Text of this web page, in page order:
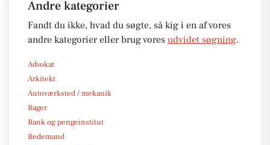
Andre kategorier
Fandt du ikke, hvad du søgte, så kig i en af vores
andre kategorier eller brug vores udvidet søgning.
Advokat
Arkitekt
Autoværksted / mekanik
Bager
Bank og pengeinstitut
Bedemand